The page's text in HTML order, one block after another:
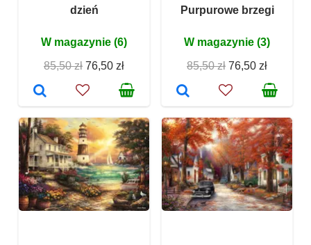
dzień
W magazynie (6)
85,50 zł 76,50 zł
Purpurowe brzegi
W magazynie (3)
85,50 zł 76,50 zł